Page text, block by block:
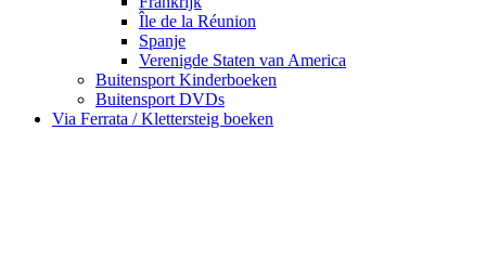
Île de la Réunion
Spanje
Verenigde Staten van America
Buitensport Kinderboeken
Buitensport DVDs
Via Ferrata / Klettersteig boeken